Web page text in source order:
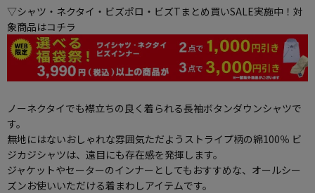
▽シャツ・ネクタイ・ビズポロ・ビズTまとめ買いSALE実施中！対
象商品はコチラ
ノーネクタイでも襟立ちの良く着られる長袖ボタンダウンシャツで
す。
無地にはないおしゃれな雰囲気ただようストライプ柄の綿100％ ビ
ジカジシャツは、遠目にも存在感を発揮します。
ジャケットやセーターのインナーとしてもおすすめな、オールシー
ズンお使いいただける着まわしアイテムです。